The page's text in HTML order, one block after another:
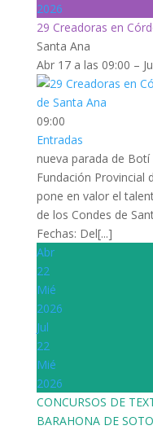
2026
29 Creadoras en
Santa Ana
Abr 17 a las 09:00 –
09:00
Entradas
nueva parada de
Fundación Provincial
pone en valor el
de los Condes de
Fechas: Del[...]
Abr
22
Mié
2026
Jul
22
Mié
2026
CONCURSOS DE
BARAHONA DE